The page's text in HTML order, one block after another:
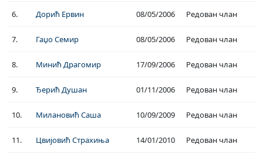
6. Дорић Ервин 08/05/2006 Редован члан
7. Гаџо Семир 08/05/2006 Редован члан
8. Минић Драгомир 17/09/2006 Редован члан
9. Ђерић Душан 01/11/2006 Редован члан
10. Милановић Саша 10/09/2009 Редован члан
11. Цвијовић Страхиња 14/01/2010 Редован члан